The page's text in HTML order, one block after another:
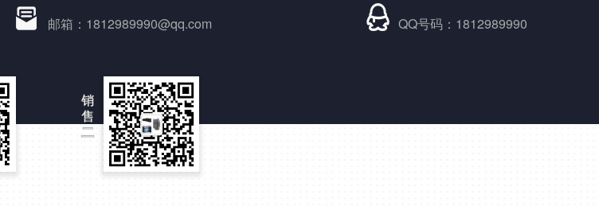
邮箱：1812989990@qq.com QQ号码：1812989990
销
售
二